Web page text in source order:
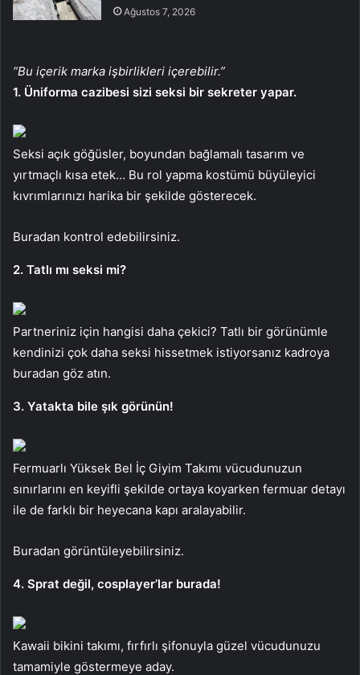
Ağustos 7, 2026
“Bu içerik marka işbirlikleri içerebilir.”
1. Üniforma cazibesi sizi seksi bir sekreter yapar.
Seksi açık göğüsler, boyundan bağlamalı tasarım ve
yırtmaçlı kısa etek… Bu rol yapma kostümü büyüleyici
kıvrımlarınızı harika bir şekilde gösterecek.
Buradan kontrol edebilirsiniz.
2. Tatlı mı seksi mi?
Partneriniz için hangisi daha çekici? Tatlı bir görünümle
kendinizi çok daha seksi hissetmek istiyorsanız kadroya
buradan göz atın.
3. Yatakta bile şık görünün!
Fermuarlı Yüksek Bel İç Giyim Takımı vücudunuzun
sınırlarını en keyifli şekilde ortaya koyarken fermuar detayı
ile de farklı bir heyecana kapı aralayabilir.
Buradan görüntüleyebilirsiniz.
4. Sprat değil, cosplayer’lar burada!
Kawaii bikini takımı, fırfırlı şifonuyla güzel vücudunuzu
tamamiyle göstermeye aday.